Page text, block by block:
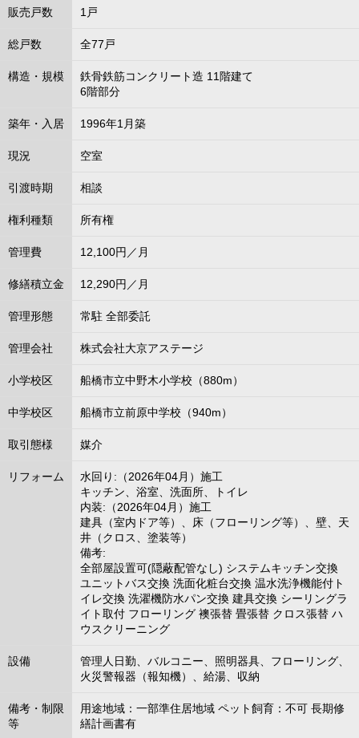
販売戸数 1戸
総戸数 全77戸
構造・規模
鉄骨鉄筋コンクリート造 11階建て
6階部分
築年・入居 1996年1月築
現況 空室
引渡時期 相談
権利種類 所有権
管理費 12,100円／月
修繕積立金 12,290円／月
管理形態 常駐 全部委託
管理会社 株式会社大京アステージ
小学校区 船橋市立中野木小学校（880m）
中学校区 船橋市立前原中学校（940m）
取引態様 媒介
リフォーム
水回り:（2026年04月）施工
キッチン、浴室、洗面所、トイレ
内装:（2026年04月）施工
建具（室内ドア等）、床（フローリング等）、壁、天
井（クロス、塗装等）
備考:
全部屋設置可(隠蔽配管なし) システムキッチン交換
ユニットバス交換 洗面化粧台交換 温水洗浄機能付ト
イレ交換 洗濯機防水パン交換 建具交換 シーリングラ
イト取付 フローリング 襖張替 畳張替 クロス張替 ハ
ウスクリーニング
設備
管理人日勤、バルコニー、照明器具、フローリング、
火災警報器（報知機）、給湯、収納
備考・制限
等
用途地域：一部準住居地域 ペット飼育：不可 長期修
繕計画書有